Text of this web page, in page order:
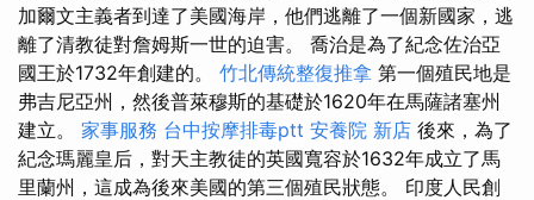
加爾文主義者到達了美國海岸，他們逃離了一個新國家，逃
離了清教徒對詹姆斯一世的迫害。 喬治是為了紀念佐治亞
國王於1732年創建的。 竹北傳統整復推拿 第一個殖民地是
弗吉尼亞州，然後普萊穆斯的基礎於1620年在馬薩諸塞州
建立。 家事服務 台中按摩排毒ptt 安養院 新店 後來，為了
紀念瑪麗皇后，對天主教徒的英國寬容於1632年成立了馬
里蘭州，這成為後來美國的第三個殖民狀態。 印度人民創